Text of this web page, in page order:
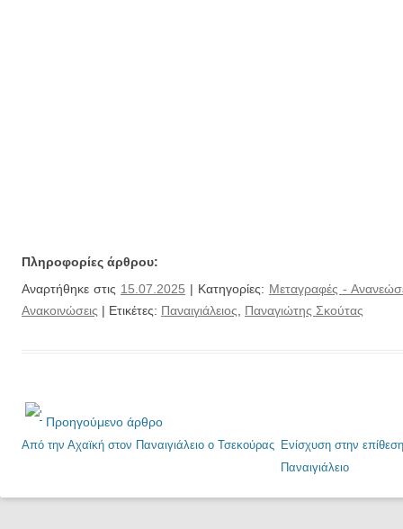
Πληροφορίες άρθρου:
Αναρτήθηκε στις 15.07.2025 | Κατηγορίες: Μεταγραφές -
Ανακοινώσεις | Ετικέτες: Παναιγιάλειος Παναγιώτης Σκούτας
Προηγούμενο άρθρο
Από την Αχαϊκή στον Παναιγιάλειο ο Τσεκούρας
Ενίσχυση στην
Παναιγιάλειο